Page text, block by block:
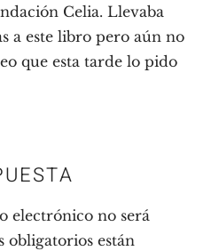
Celia. Llevaba
a este libro pero aún no
que esta tarde lo pido
electrónico no será
obligatorios están